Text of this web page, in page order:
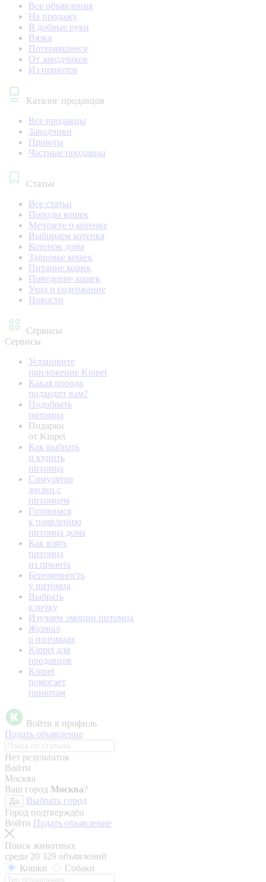
Все объявления
На продажу
В добрые руки
Вязка
Потерявшиеся
От заводчиков
Из приютов
Каталог продавцов
Все продавцы
Заводчики
Приюты
Частные продавцы
Статьи
Все статьи
Породы кошек
Мечтаете о котенке
Выбираем котенка
Котенок дома
Здоровье кошек
Питание кошек
Поведение кошек
Уход и содержание
Новости
Сервисы
Сервисы
Установите
приложение Kinpet
Какая порода
подходит вам?
Подобрать
питомца
Подарки
от Kinpet
Как выбрать
и купить
питомца
Симулятор
жизни с
питомцем
Готовимся
к появлению
питомца дома
Как взять
питомца
из приюта
Беременность
у питомца
Выбрать
кличку
Изучаем эмоции питомца
Журнал
о питомцах
Kinpet для
продавцов
Kinpet
помогает
приютам
Войти в профиль
Подать объявление
Нет результатов
Войти
Москва
Ваш город Москва?
Да
Выбрать город
Город подтверждён
Войти Подать объявление
Поиск животных
среди 20 329 объявлений
Кошки
Собаки